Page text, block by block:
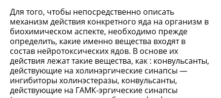
Для того, чтобы непосредственно описать
механизм действия конкретного яда на организм в
биохимическом аспекте, необходимо прежде
определить, какие именно вещества входят в
состав нейротоксических ядов. В основе их
действия лежат такие вещества, как : конвульсанты,
действующие на холинэргические синапсы —
ингибиторы холинэстеразы, конвульсанты,
действующие на ГАМК-эргические синапсы